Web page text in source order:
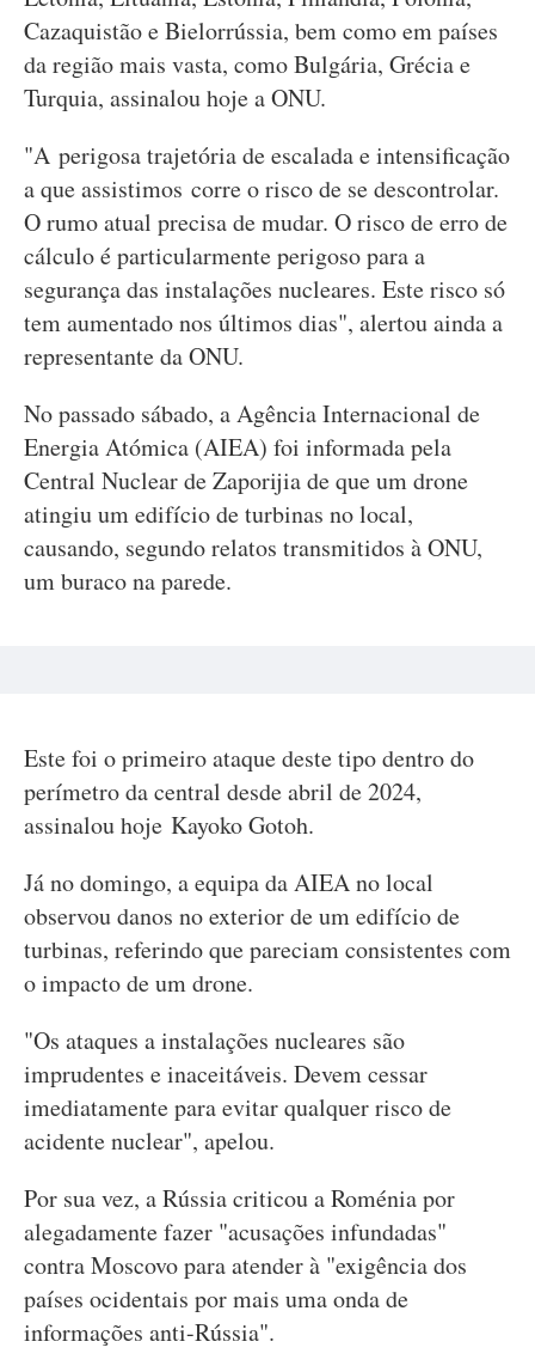
Cazaquistão e Bielorrússia, bem como em países
da região mais vasta, como Bulgária, Grécia e
Turquia, assinalou hoje a ONU.
"A perigosa trajetória de escalada e intensificação
a que assistimos corre o risco de se descontrolar.
O rumo atual precisa de mudar. O risco de erro de
cálculo é particularmente perigoso para a
segurança das instalações nucleares. Este risco só
tem aumentado nos últimos dias", alertou ainda a
representante da ONU.
No passado sábado, a Agência Internacional de
Energia Atómica (AIEA) foi informada pela
Central Nuclear de Zaporijia de que um drone
atingiu um edifício de turbinas no local,
causando, segundo relatos transmitidos à ONU,
um buraco na parede.
Este foi o primeiro ataque deste tipo dentro do
perímetro da central desde abril de 2024,
assinalou hoje Kayoko Gotoh.
Já no domingo, a equipa da AIEA no local
observou danos no exterior de um edifício de
turbinas, referindo que pareciam consistentes com
o impacto de um drone.
"Os ataques a instalações nucleares são
imprudentes e inaceitáveis. Devem cessar
imediatamente para evitar qualquer risco de
acidente nuclear", apelou.
Por sua vez, a Rússia criticou a Roménia por
alegadamente fazer "acusações infundadas"
contra Moscovo para atender à "exigência dos
países ocidentais por mais uma onda de
informações anti-Rússia".